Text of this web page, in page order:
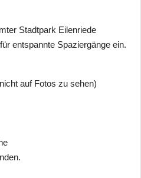
Stadtpark Eilenriede
entspannte Spaziergänge ein.
auf Fotos zu sehen)